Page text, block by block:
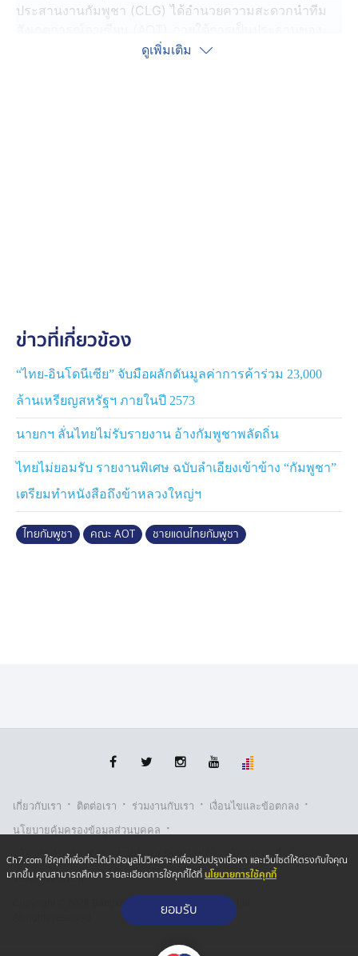
ประสานงานกัมพูชา (CLG) ได้อำนวยความสะดวกนำทีม
ฟิลิปปินส์ ลงพื้นที่สังเกต ตรวจสอบ และรายงานสถานการณ์
ปราศจากอุปสรรคใด ๆ นอกจากนี้คณะ AOT ยังได้ตรวจ
ระบุไว้ในแถลงการณ์ร่วมหลังจากที่การหยุดยิงมีผลบังคับใช้
แล้ว
ทั้งนี้ ทางรัฐบาลกัมพูชา ยังได้ยืนยันถึงความมุ่งมั่นที่แน่วแน่
จริงใจ และไม่เปลี่ยนแปลงในการเคารพและปฏิบัติตาม
แถลงการณ์ร่วมของการประชุมพิเศษครั้งที่ 3 ของคณะ
กรรมการชายแดนทั่วไปกัมพูชา-ไทย (GBC) เมื่อวันที่ 27
ธันวาคม 2568 ปฏิญญาสันติภาพกัวลาลัมเปอร์ ระหว่าง
กัมพูชาและไทย เมื่อวันที่ 26 ตุลาคม 2568 และข้อตกลง
อื่น ๆ ที่เกี่ยวข้องทั้งหมดอย่างเต็มที่และซื่อสัตย์ ความมุ่งมั่น
ดูเพิ่มเติม
ข่าวที่เกี่ยวข้อง
“ไทย-อินโดนีเซีย” จับมือผลักดันมูลค่าการค้าร่วม 23,000
ล้านเหรียญสหรัฐฯ ภายในปี 2573
นายกฯ ลั่นไทยไม่รับรายงาน อ้างกัมพูชาพลัดถิ่น
ไทยไม่ยอมรับ รายงานพิเศษ ฉบับลำเอียงเข้าข้าง “กัมพูชา”
เตรียมทำหนังสือถึงข้าหลวงใหญ่ฯ
ไทยกัมพูชา คณะ AOT ชายแดนไทยกัมพูชา
เกี่ยวกับเรา · ติตต่อเรา · ร่วมงานกับเรา · เงื่อนไขและข้อตกลง ·
นโยบายคุ้มครองข้อมูลส่วนบุคคล ·
นโยบายคุ้มครองข้อมูลส่วนบุคคล (ออนไลน์) · นโยบายคุกกี้ ·
รับเรื่องร้องเรียน
Copyright © 2026 Bangkok Broadcasting & T.V. Co.,Ltd.
Ch7.com ใช้คุกกี้เพื่อที่จะได้นำข้อมูลไปวิเคราะห์เพื่อปรับปรุงเนื้อหา และเว็บไซต์ให้ตรงกับใจคุณ
มากขึ้น คุณสามารถศึกษา รายละเอียดการใช้คุกกี้ได้ที่นโยบายการใช้คุกกี้
ยอมรับ